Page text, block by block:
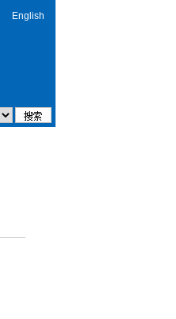
English